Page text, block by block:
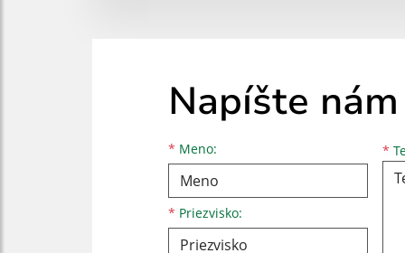
Napíšte nám
* Meno:
Meno
* Priezvisko:
Priezvisko
E-mailová adresa *